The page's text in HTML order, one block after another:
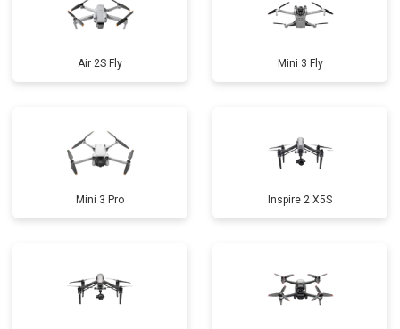
Air 2S Fly Mini 3 Fly
Mini 3 Pro Inspire 2 X5S